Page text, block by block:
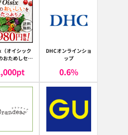
オイシック
おためしセッ
pt
DHCオンラインショ
ップ
0.6%